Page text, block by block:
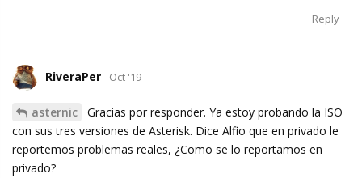
Reply
RiveraPer Oct '19
asternic
Gracias por responder. Ya estoy probando la ISO
con sus tres versiones de Asterisk. Dice Alfio que en privado le
reportemos problemas reales, ¿Como se lo reportamos en
privado?